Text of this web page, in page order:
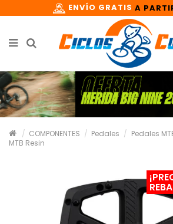
ENVÍO GRATIS A
COMPONENTES Pedales Pedales
MTB Resin